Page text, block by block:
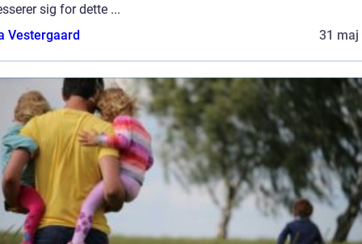
sig for dette ...
Vestergaard
31 maj